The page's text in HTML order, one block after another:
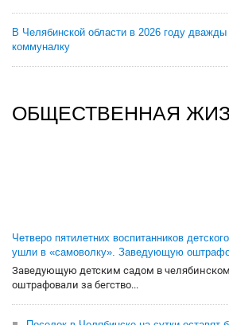
В Челябинской области в 2026 году
коммуналку
ОБЩЕСТВЕННАЯ
Четверо пятилетних воспитанников
ушли в «самоволку». Заведующую
Заведующую детским садом в
оштрафовали за бегство...